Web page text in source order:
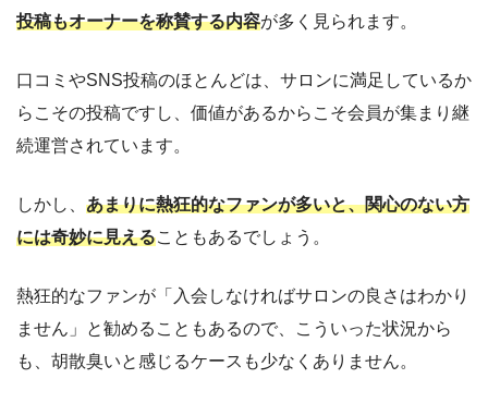
投稿もオーナーを称賛する内容が多く見られます。
口コミやSNS投稿のほとんどは、サロンに満足しているか
らこその投稿ですし、価値があるからこそ会員が集まり継
続運営されています。
しかし、 あまりに熱狂的なファンが多いと、関心のない方
には奇妙に見えることもあるでしょう。
熱狂的なファンが「入会しなければサロンの良さはわかり
ません」と勧めることもあるので、こういった状況から
も、胡散臭いと感じるケースも少なくありません。